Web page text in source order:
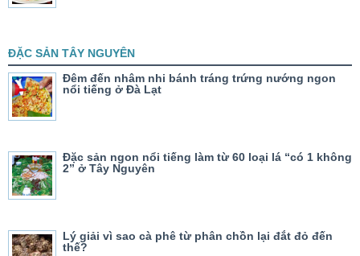
ĐẶC SẢN TÂY NGUYÊN
Đêm đến nhâm nhi bánh tráng trứng nướng ngon
nổi tiếng ở Đà Lạt
Đặc sản ngon nổi tiếng làm từ 60 loại lá “có 1 không
2” ở Tây Nguyên
Lý giải vì sao cà phê từ phân chồn lại đắt đỏ đến
thế?